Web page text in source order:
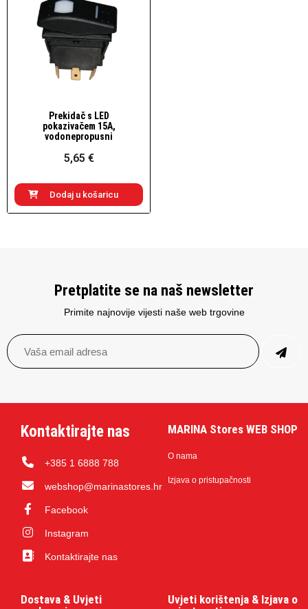
Brzi pogled
Prekidač s LED
pokazivačem 15A,
vodonepropusni
5,65 €
Dodaj u košaricu
Pretplatite se na naš newsletter
Primite najnovije vijesti naše web trgovine
Kontaktirajte nas
+385 1 6888 788
webshop@marinastores.hr
Facebook
Instagram
Kontaktirajte nas
MARINA Stores WEB SHOP
O nama
Izjava o pristupačnosti
Dostava & Uvjeti
Uvjeti korištenja & Izjava o